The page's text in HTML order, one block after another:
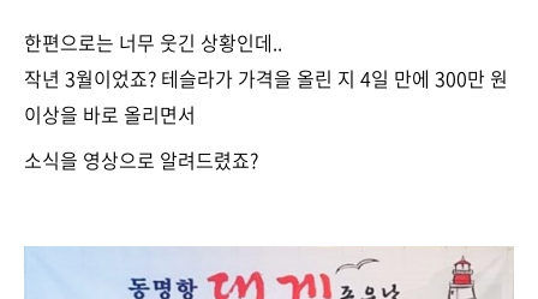
한편으로는 너무 웃긴 상황인데..
작년 3월이었죠? 테슬라가 가격을 올린 지 4일 만에 300만 원
이상을 바로 올리면서
소식을 영상으로 알려드렸죠?